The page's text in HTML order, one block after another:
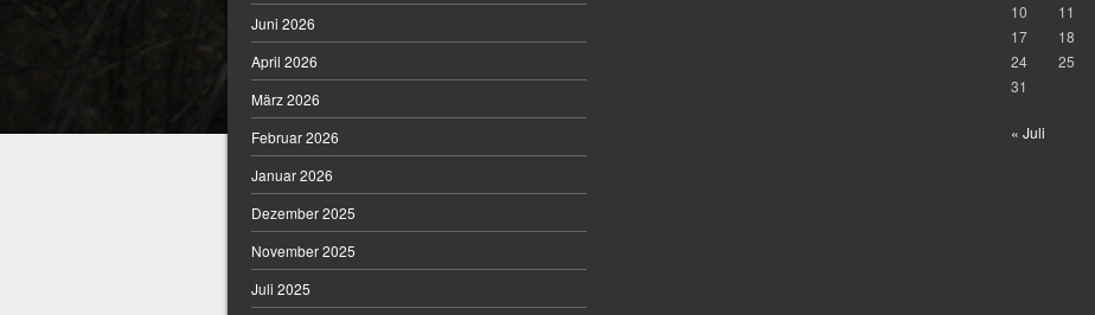
Juni 2026
April 2026
März 2026
Februar 2026
Januar 2026
Dezember 2025
November 2025
Juli 2025
10
11
17
18
24
25
31
« Juli